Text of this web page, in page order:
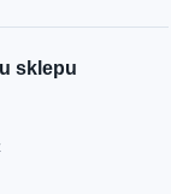
sklepu